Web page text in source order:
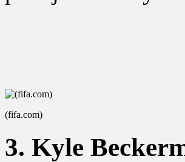
(fifa.com)
3. Kyle